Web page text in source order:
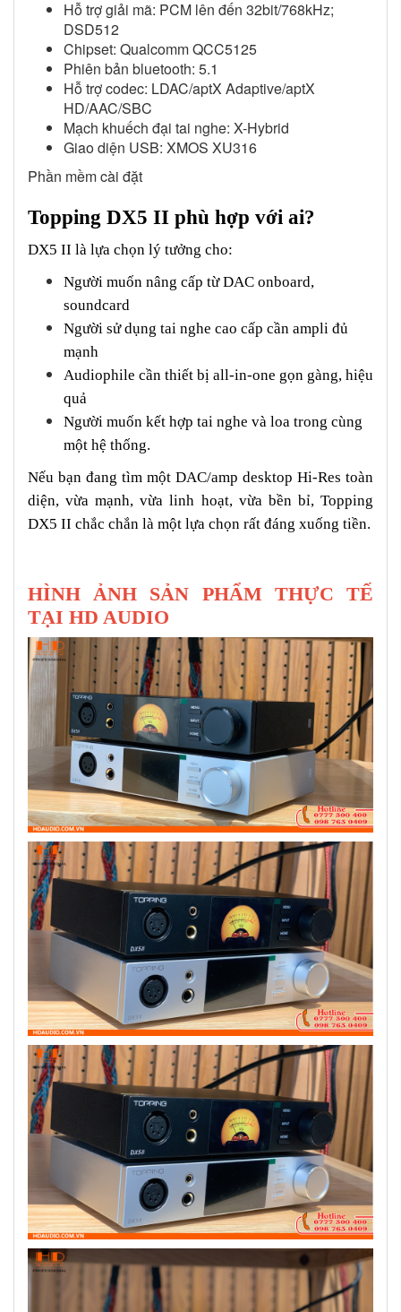
Hỗ trợ giải mã: PCM lên đến 32bit/768kHz;
DSD512
Chipset: Qualcomm QCC5125
Phiên bản bluetooth: 5.1
Hỗ trợ codec: LDAC/aptX Adaptive/aptX
HD/AAC/SBC
Mạch khuếch đại tai nghe: X-Hybrid
Giao diện USB: XMOS XU316
Phần mềm cài đặt
Topping DX5 II phù hợp với ai?
DX5 II là lựa chọn lý tưởng cho:
Người muốn nâng cấp từ DAC onboard,
soundcard
Người sử dụng tai nghe cao cấp cần ampli đủ
mạnh
Audiophile cần thiết bị all-in-one gọn gàng, hiệu
quả
Người muốn kết hợp tai nghe và loa trong cùng
một hệ thống.
Nếu bạn đang tìm một DAC/amp desktop Hi-Res toàn
diện, vừa mạnh, vừa linh hoạt, vừa bền bỉ, Topping
DX5 II chắc chắn là một lựa chọn rất đáng xuống tiền.
HÌNH ẢNH SẢN PHẨM THỰC TẾ
TẠI HD AUDIO